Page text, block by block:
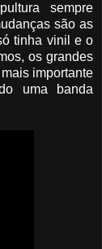
sempre
são as
tinha vinil e o
os grandes
importante
uma banda